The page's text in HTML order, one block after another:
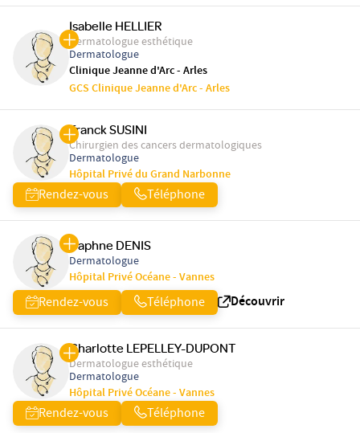
Isabelle HELLIER
Dermatologue esthétique
Dermatologue
Clinique Jeanne d'Arc - Arles
GCS Clinique Jeanne d'Arc - Arles
Franck SUSINI
Chirurgien des cancers dermatologiques
Dermatologue
Hôpital Privé du Grand Narbonne
Rendez-vous Téléphone
Daphne DENIS
Dermatologue
Hôpital Privé Océane - Vannes
Rendez-vous Téléphone Découvrir
Charlotte LEPELLEY-DUPONT
Dermatologue esthétique
Dermatologue
Hôpital Privé Océane - Vannes
Rendez-vous Téléphone